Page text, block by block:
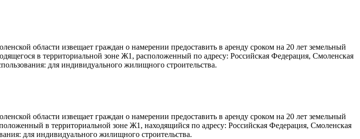
области извещает граждан о намерении предоставить в аренду сроком на 20 лет земельный
в территориальной зоне Ж1, расположенный по адресу: Российская Федерация, Смоленская
для индивидуального жилищного строительства.
области извещает граждан о намерении предоставить в аренду сроком на 20 лет земельный
в территориальной зоне Ж1, находящийся по адресу: Российская Федерация, Смоленская
для индивидуального жилищного строительства.